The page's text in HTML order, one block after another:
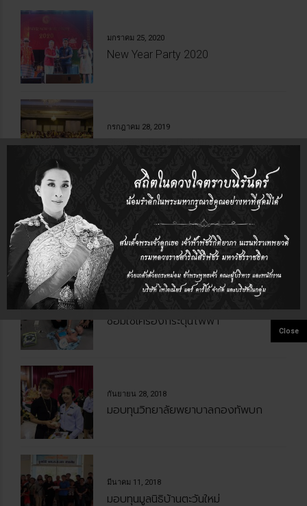
มกราคม 25, 2020
New Year Party 2020
กรกฎาคม 28, 2019
Pioneer Team Building
พฤศจิกายน 24, 2018
กิจกรรมให้ความรู้บริษัท Total Corbion
PLA TH
ซ้อมใช้เครื่องกระตุ้นไฟฟ้า
กันยายน 28, 2018
มอบทุนวิทยาลัยพยาบาลกองทัพบก
มีนาคม 11, 2018
มอบทุนมูลนิธิบ้านตะวันใหม่